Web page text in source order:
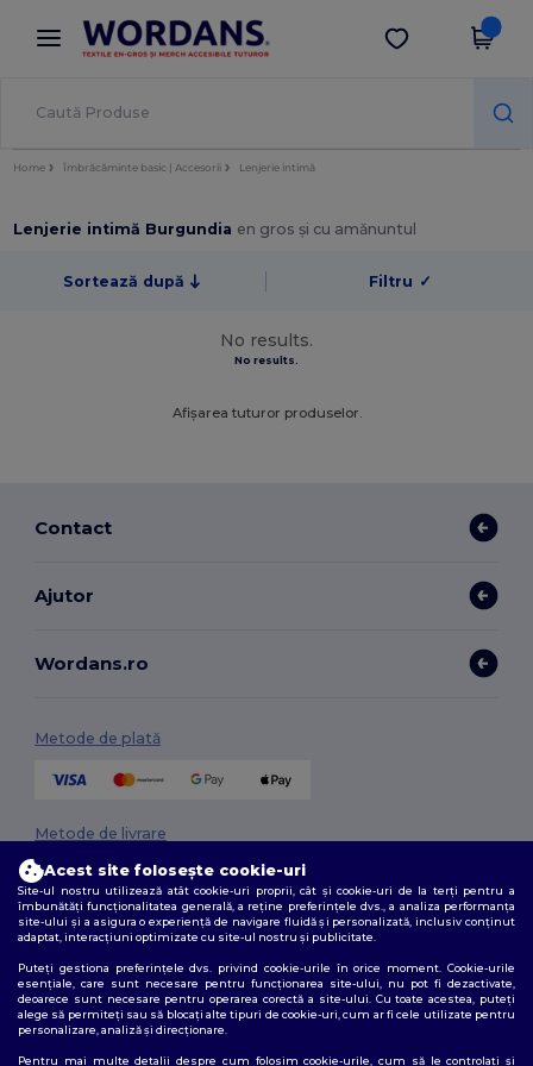
× Aplicația Wordans
Prețuri mai bune în aplicație!
Descarcă app
Home Îmbrăcăminte basic | Accesorii Lenjerie intimă
Lenjerie intimă Burgundia en gros și cu amănuntul
Sortează după Filtru ✓
No results.
No results.
Afișarea tuturor produselor.
Contact
Ajutor
Wordans.ro
Metode de plată
Metode de livrare
Urmărește-ne
Acest site folosește cookie-uri
Site-ul nostru utilizează atât cookie-uri proprii, cât și cookie-uri de la terți pentru a
îmbunătăți funcționalitatea generală, a reține preferințele dvs., a analiza performanța
site-ului și a asigura o experiență de navigare fluidă și personalizată, inclusiv conținut
adaptat, interacțiuni optimizate cu site-ul nostru și publicitate.
Puteți gestiona preferințele dvs. privind cookie-urile în orice moment. Cookie-urile
esențiale, care sunt necesare pentru funcționarea site-ului, nu pot fi dezactivate,
deoarece sunt necesare pentru operarea corectă a site-ului. Cu toate acestea, puteți
alege să permiteți sau să blocați alte tipuri de cookie-uri, cum ar fi cele utilizate pentru
personalizare, analiză și direcționare.
Pentru mai multe detalii despre cum folosim cookie-urile, cum să le controlați și